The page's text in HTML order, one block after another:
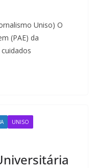
Uniso) O
(PAE) da
UNISO